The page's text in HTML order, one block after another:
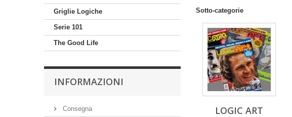
Griglie Logiche
Serie 101
The Good Life
INFORMAZIONI
Consegna
Sotto-categorie
LOGIC ART